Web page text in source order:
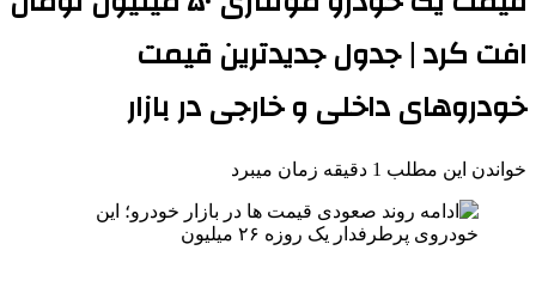
افت کرد | جدول جدیدترین قیمت
خودروهای داخلی و خارجی در بازار
خواندن این مطلب 1 دقیقه زمان میبرد